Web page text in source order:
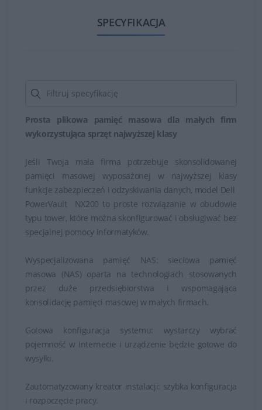
Rodzaje macierzy Dell PowerVault obejmują modele
danych o wysokiej pojemności dla małych i
Seria MEto macierze hybrydowe dla średnich i
dużych przedsiębiorstw z elastycznymi opcjami
Seria NXto macierze sieciowe z wydajnymi
procesorami, oferujące zarządzanie plikami i
drukowanie.
Seria TLto magazyny taśmowe z automatyczną
obsługą taśm, zapewniające bezpieczne
przechowywanie i ochronę danych na wypadek
Wszystkie modele są zaprojektowane z myślą o
wydajności, niezawodności i łatwości obsługi.
SPECYFIKACJA
Prosta plikowa pamięć masowa dla małych firm
wykorzystująca sprzęt najwyższej klasy
Jeśli Twoja mała firma potrzebuje skonsolidowanej
pamięci masowej wyposażonej w najwyższej klasy
funkcje zabezpieczeń i odzyskiwania danych, model Dell
PowerVault NX200 to proste rozwiązanie w obudowie
typu tower, które można skonfigurować i obsługiwać bez
specjalnej pomocy informatyków.
Wyspecjalizowana pamięć NAS: sieciowa pamięć
masowa (NAS) oparta na technologiach stosowanych
przez duże przedsiębiorstwa i wspomagająca
konsolidację pamięci masowej w małych firmach.
Gotowa konfiguracja systemu: wystarczy wybrać
pojemność w Internecie i urządzenie będzie gotowe do
wysyłki.
Zautomatyzowany kreator instalacji: szybka konfiguracja
i rozpoczęcie pracy.